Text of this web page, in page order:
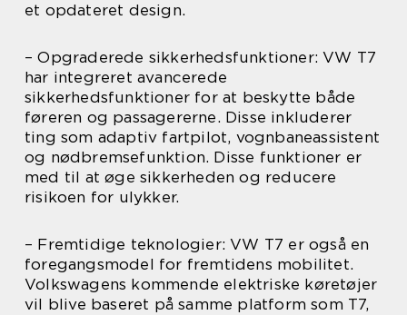
et opdateret design.
– Opgraderede sikkerhedsfunktioner: VW T7
har integreret avancerede
sikkerhedsfunktioner for at beskytte både
føreren og passagererne. Disse inkluderer
ting som adaptiv fartpilot, vognbaneassistent
og nødbremsefunktion. Disse funktioner er
med til at øge sikkerheden og reducere
risikoen for ulykker.
– Fremtidige teknologier: VW T7 er også en
foregangsmodel for fremtidens mobilitet.
Volkswagens kommende elektriske køretøjer
vil blive baseret på samme platform som T7,